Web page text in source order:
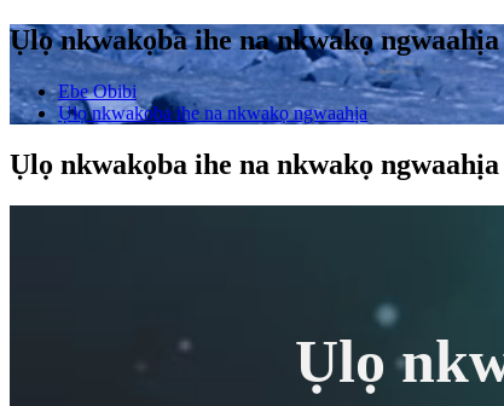
Ụlọ nkwakọba ihe na nkwakọ ngwaahịa
Ebe Obibi
Ụlọ nkwakọba ihe na nkwakọ ngwaahịa
Ụlọ nkwakọba ihe na nkwakọ ngwaahịa
Ụlọ